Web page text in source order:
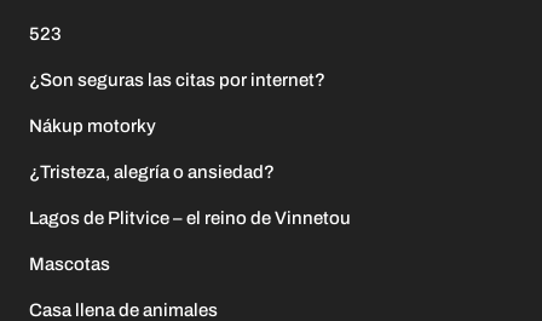
523
¿Son seguras las citas por internet?
Nákup motorky
¿Tristeza, alegría o ansiedad?
Lagos de Plitvice – el reino de Vinnetou
Mascotas
Casa llena de animales